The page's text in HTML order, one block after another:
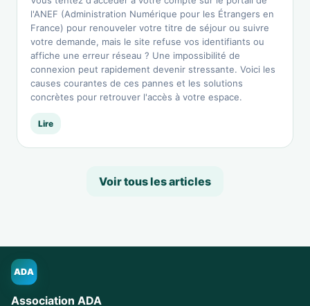
l'ANEF (Administration Numérique pour les Étrangers en
France) pour renouveler votre titre de séjour ou suivre
votre demande, mais le site refuse vos identifiants ou
affiche une erreur réseau ? Une impossibilité de
connexion peut rapidement devenir stressante. Voici les
causes courantes de ces pannes et les solutions
concrètes pour retrouver l'accès à votre espace.
Lire
Voir tous les articles
ADA
Association ADA